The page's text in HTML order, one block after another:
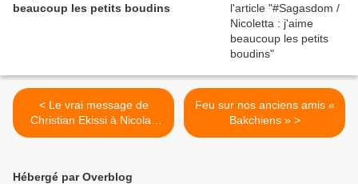
beaucoup les petits boudins
< Le vrai message de
Christian Ekissi à Nicolas
Sarkozy
Feu sur nos anciens amis «
Bakchiens » >
Hébergé par Overblog